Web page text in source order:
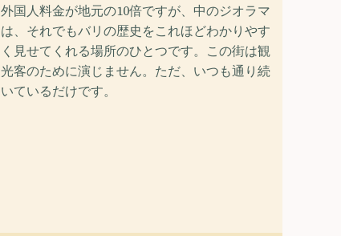
外国人料金が地元の10倍ですが、中のジオラマ
は、それでもバリの歴史をこれほどわかりやす
く見せてくれる場所のひとつです。この街は観
光客のために演じません。ただ、いつも通り続
いているだけです。